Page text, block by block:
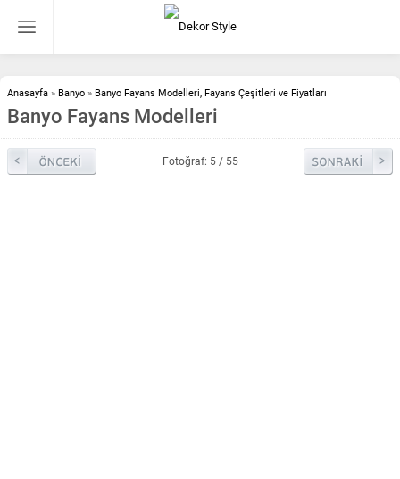
Anasayfa » Banyo » Banyo Fayans Modelleri, Fayans Çeşitleri ve Fiyatları
Banyo Fayans Modelleri
Fotoğraf: 5 / 55